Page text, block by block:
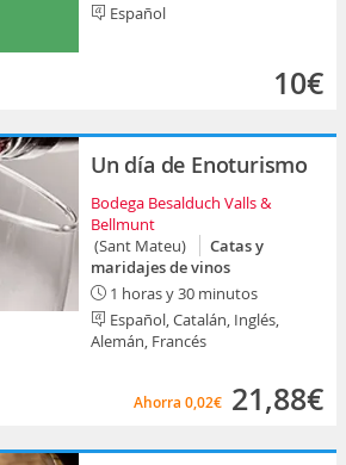
Español
10€
Un día de Enoturismo
Bodega Besalduch Valls &
Bellmunt
(Sant Mateu)
Catas y
maridajes de vinos
1 horas y 30 minutos
Español, Catalán, Inglés,
Alemán, Francés
Ahorra 0,02€ 21,88€